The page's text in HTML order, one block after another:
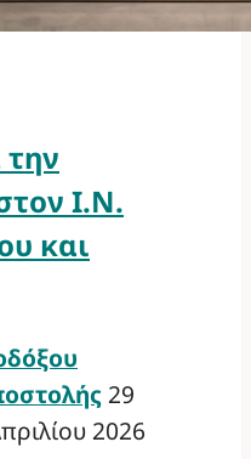
Ι.Ν.
και
29
2026